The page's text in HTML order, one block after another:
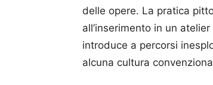
delle opere. La pratica
all’inserimento in un
introduce a percorsi
alcuna cultura